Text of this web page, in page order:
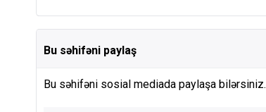
Bu səhifəni paylaş
Bu səhifəni sosial mediada paylaşa bilərsiniz.